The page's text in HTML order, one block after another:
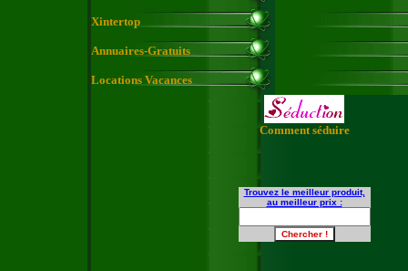
Xintertop
Annuaires-Gratuits
Locations Vacances
Comment séduire
Trouvez le meilleur produit,
au meilleur prix :